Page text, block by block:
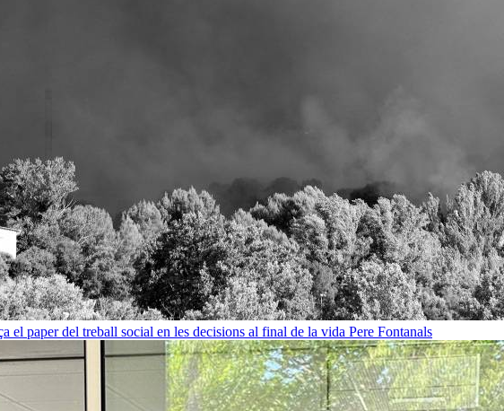
el paper del treball social en les decisions al final de la vida Pere Fontanals